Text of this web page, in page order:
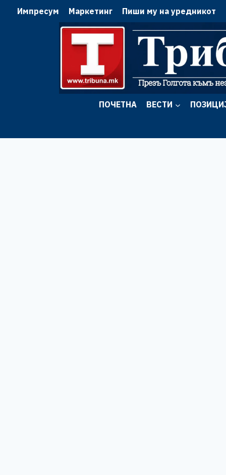
Импресум Маркетинг Пиши му на уредникот
ПОЧЕТНА ВЕСТИ